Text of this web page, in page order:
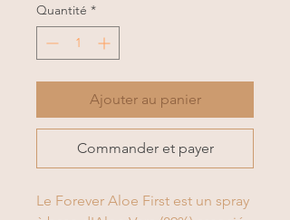
Quantité *
Ajouter au panier
Commander et payer
Le Forever Aloe First est un spray